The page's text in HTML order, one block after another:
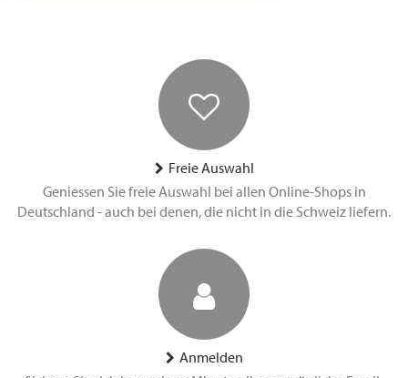
Freie Auswahl
Geniessen Sie freie Auswahl bei allen Online-Shops in
Deutschland - auch bei denen, die nicht in die Schweiz liefern.
Anmelden